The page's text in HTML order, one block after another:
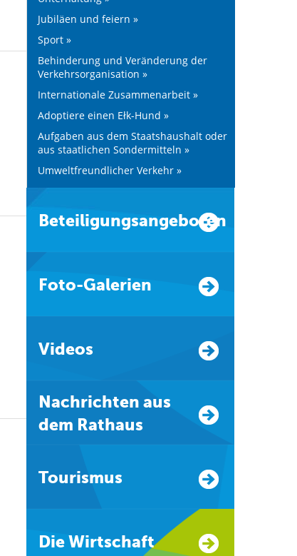
Jubiläen und feiern »
Sport »
Behinderung und Veränderung der
Verkehrsorganisation »
Internationale Zusammenarbeit »
Adoptiere einen Ełk-Hund »
Aufgaben aus dem Staatshaushalt oder
aus staatlichen Sondermitteln »
Umweltfreundlicher Verkehr »
Beteiligungsangeboten
Foto-Galerien
Videos
Nachrichten aus
dem Rathaus
Tourismus
Die Wirtschaft